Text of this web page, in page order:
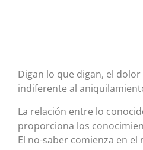
Digan lo que digan, el
indiferente al
La relación entre lo
proporciona los
El no-saber comienza en